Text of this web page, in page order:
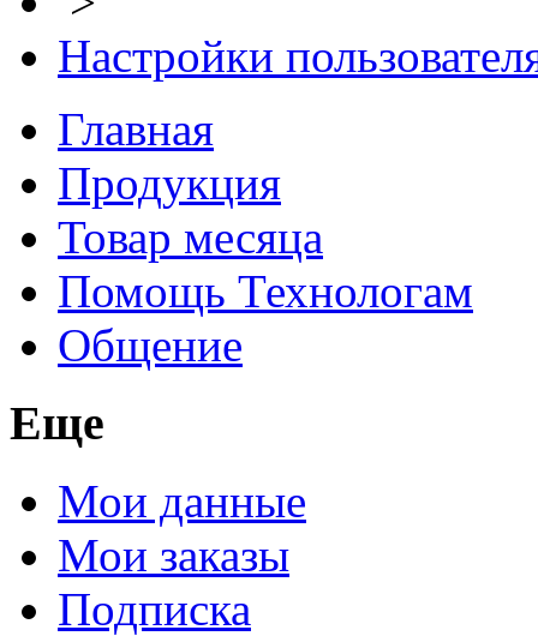
Настройки
Главная
Продукция
Товар месяца
Помощь Технологам
Общение
Еще
Мои данные
Мои заказы
Подписка